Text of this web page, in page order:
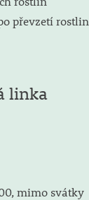
převzetí rostlin
linka
mimo svátky